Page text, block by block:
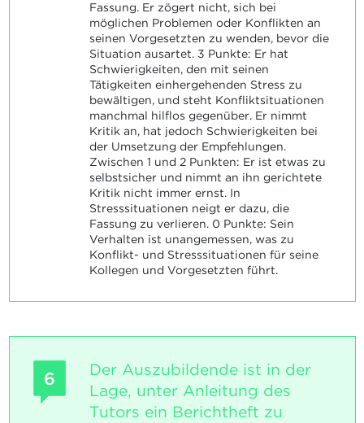
Fassung. Er zögert nicht, sich bei
möglichen Problemen oder Konflikten an
seinen Vorgesetzten zu wenden, bevor die
Situation ausartet. 3 Punkte: Er hat
Schwierigkeiten, den mit seinen
Tätigkeiten einhergehenden Stress zu
bewältigen, und steht Konfliktsituationen
manchmal hilflos gegenüber. Er nimmt
Kritik an, hat jedoch Schwierigkeiten bei
der Umsetzung der Empfehlungen.
Zwischen 1 und 2 Punkten: Er ist etwas zu
selbstsicher und nimmt an ihn gerichtete
Kritik nicht immer ernst. In
Stresssituationen neigt er dazu, die
Fassung zu verlieren. 0 Punkte: Sein
Verhalten ist unangemessen, was zu
Konflikt- und Stresssituationen für seine
Kollegen und Vorgesetzten führt.
6
Der Auszubildende ist in der
Lage, unter Anleitung des
Tutors ein Berichtheft zu